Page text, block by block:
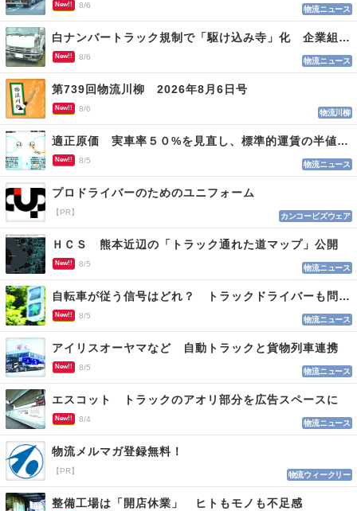
New!! 8/6 物流ニュース
白ナンバートラック規制で「駆け込み寺」化 企業組合が入会基準を見直しへ
New!! 8/6 物流ニュース
第739回物流川柳 2026年8月6日号
New!! 8/6 物流川柳
適正原価 実車率５０%を見直し、標準的運賃の半値の恐れも
New!! 8/5 物流ニュース
プロドライバーのためのユニフォーム
【PR】 カンコービズウェア
ＨＣＳ 熊本近辺の「トラック通れた道マップ」公開
New!! 8/5 物流ニュース
自転車が従う信号はどれ？ トラックドライバーも問われる認識
New!! 8/5 物流ニュース
アイリスオーヤマなど 自動トラックと貨物列車連携
New!! 8/5 物流ニュース
エスコット トラックのアオリ部分を広告スペースに
New!! 8/4 物流ニュース
物流メルマガ登録無料！
【PR】 物流ウィークリー
整備工場は「開店休業」 ヒトもモノも不足感